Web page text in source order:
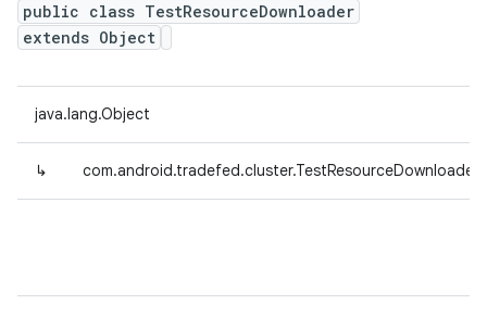
public class TestResourceDownloader
extends Object
java.lang.Object
↳ com.android.tradefed.cluster.TestResourceDownloader